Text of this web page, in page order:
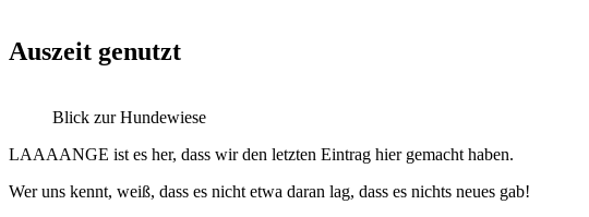
Auszeit genutzt
Blick zur Hundewiese
LAAAANGE ist es her, dass wir den letzten Eintrag hier gemacht haben.
Wer uns kennt, weiß, dass es nicht etwa daran lag, dass es nichts neues gab!